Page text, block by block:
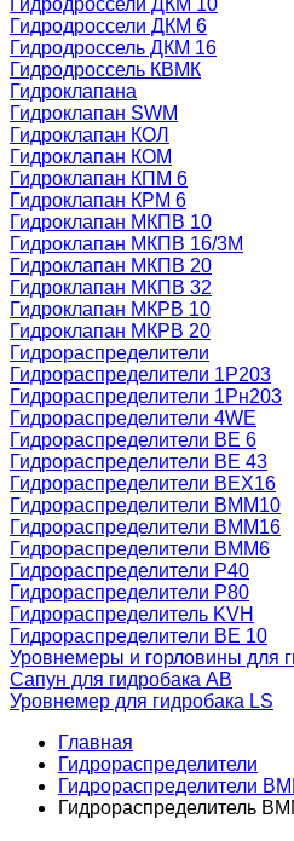
Гидродроссели ДКМ 10
Гидродроссели ДКМ 6
Гидродроссель ДКМ 16
Гидродроссель КВМК
Гидроклапана
Гидроклапан SWM
Гидроклапан КОЛ
Гидроклапан КОМ
Гидроклапан КПМ 6
Гидроклапан КРМ 6
Гидроклапан МКПВ 10
Гидроклапан МКПВ 16/3М
Гидроклапан МКПВ 20
Гидроклапан МКПВ 32
Гидроклапан МКРВ 10
Гидроклапан МКРВ 20
Гидрораспределители
Гидрораспределители 1Р203
Гидрораспределители 1Рн203
Гидрораспределители 4WE
Гидрораспределители ВЕ 6
Гидрораспределители ВЕ 43
Гидрораспределители ВЕХ16
Гидрораспределители ВММ10
Гидрораспределители ВММ16
Гидрораспределители ВММ6
Гидрораспределители Р40
Гидрораспределители Р80
Гидрораспределитель KVH
Гидрораспределители ВЕ 10
Уровнемеры и горловины для
Сапун для гидробака АВ
Уровнемер для гидробака LS
Главная
Гидрораспределители
Гидрораспределители
Гидрораспределитель